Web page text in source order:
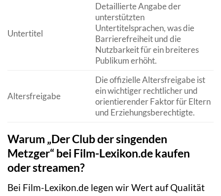
Untertitel
Detaillierte Angabe der
unterstützten
Untertitelsprachen, was die
Barrierefreiheit und die
Nutzbarkeit für ein breiteres
Publikum erhöht.
Altersfreigabe
Die offizielle Altersfreigabe ist
ein wichtiger rechtlicher und
orientierender Faktor für Eltern
und Erziehungsberechtigte.
Warum „Der Club der singenden
Metzger“ bei Film-Lexikon.de kaufen
oder streamen?
Bei Film-Lexikon.de legen wir Wert auf Qualität